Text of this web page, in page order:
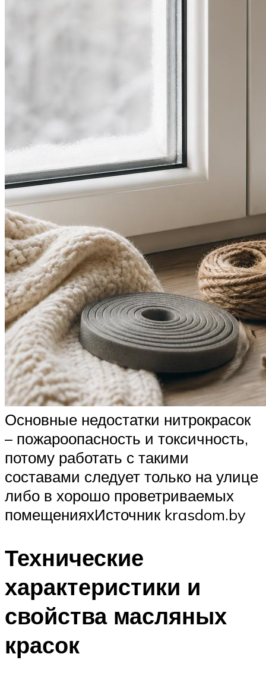
Основные недостатки нитрокрасок
– пожароопасность и токсичность,
потому работать с такими
составами следует только на улице
либо в хорошо проветриваемых
помещенияхИсточник krasdom.by
Технические
характеристики и
свойства масляных
красок